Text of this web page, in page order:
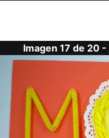
Imagen 17 de 20 -